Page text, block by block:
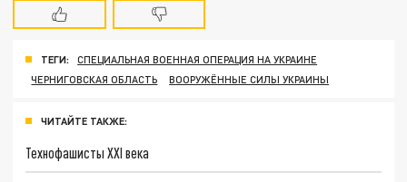
ТЕГИ:
СПЕЦИАЛЬНАЯ ВОЕННАЯ ОПЕРАЦИЯ НА УКРАИНЕ
ЧЕРНИГОВСКАЯ ОБЛАСТЬ
ВООРУЖЁННЫЕ СИЛЫ УКРАИНЫ
ЧИТАЙТЕ ТАКЖЕ:
Технофашисты XXI века